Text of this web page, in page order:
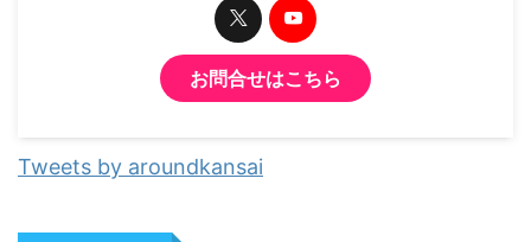
お問合せはこちら
Tweets by aroundkansai